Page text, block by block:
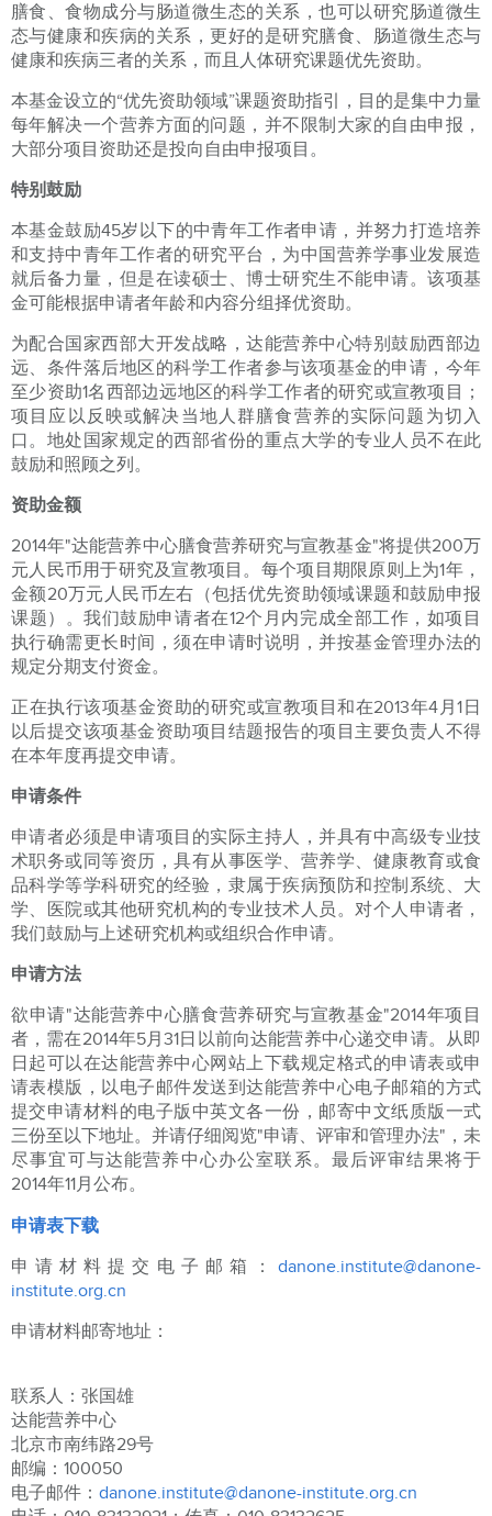
膳食、食物成分与肠道微生态的关系，也可以研究肠道微生
态与健康和疾病的关系，更好的是研究膳食、肠道微生态与
健康和疾病三者的关系，而且人体研究课题优先资助。
本基金设立的“优先资助领域”课题资助指引，目的是集中力量
每年解决一个营养方面的问题，并不限制大家的自由申报，
大部分项目资助还是投向自由申报项目。
特别鼓励
本基金鼓励45岁以下的中青年工作者申请，并努力打造培养
和支持中青年工作者的研究平台，为中国营养学事业发展造
就后备力量，但是在读硕士、博士研究生不能申请。该项基
金可能根据申请者年龄和内容分组择优资助。
为配合国家西部大开发战略，达能营养中心特别鼓励西部边
远、条件落后地区的科学工作者参与该项基金的申请，今年
至少资助1名西部边远地区的科学工作者的研究或宣教项目；
项目应以反映或解决当地人群膳食营养的实际问题为切入
口。地处国家规定的西部省份的重点大学的专业人员不在此
鼓励和照顾之列。
资助金额
2014年"达能营养中心膳食营养研究与宣教基金"将提供200万
元人民币用于研究及宣教项目。每个项目期限原则上为1年，
金额20万元人民币左右（包括优先资助领域课题和鼓励申报
课题）。我们鼓励申请者在12个月内完成全部工作，如项目
执行确需更长时间，须在申请时说明，并按基金管理办法的
规定分期支付资金。
正在执行该项基金资助的研究或宣教项目和在2013年4月1日
以后提交该项基金资助项目结题报告的项目主要负责人不得
在本年度再提交申请。
申请条件
申请者必须是申请项目的实际主持人，并具有中高级专业技
术职务或同等资历，具有从事医学、营养学、健康教育或食
品科学等学科研究的经验，隶属于疾病预防和控制系统、大
学、医院或其他研究机构的专业技术人员。对个人申请者，
我们鼓励与上述研究机构或组织合作申请。
申请方法
欲申请"达能营养中心膳食营养研究与宣教基金"2014年项目
者，需在2014年5月31日以前向达能营养中心递交申请。从即
日起可以在达能营养中心网站上下载规定格式的申请表或申
请表模版，以电子邮件发送到达能营养中心电子邮箱的方式
提交申请材料的电子版中英文各一份，邮寄中文纸质版一式
三份至以下地址。并请仔细阅览"申请、评审和管理办法"，未
尽事宜可与达能营养中心办公室联系。最后评审结果将于
2014年11月公布。
申请表下载
申请材料提交电子邮箱： danone.institute@danone-
institute.org.cn
申请材料邮寄地址：
联系人：张国雄
达能营养中心
北京市南纬路29号
邮编：100050
电子邮件： danone.institute@danone-institute.org.cn